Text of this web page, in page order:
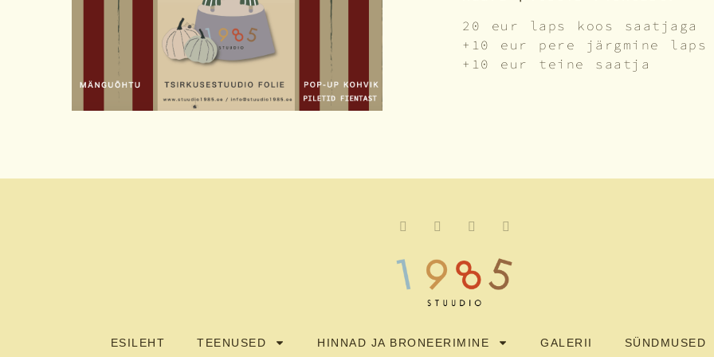
20 eur laps koos saatjaga
+10 eur pere järgmine laps
+10 eur teine saatja
ESILEHT TEENUSED HINNAD JA BRONEERIMINE GALERII SÜNDMUSED